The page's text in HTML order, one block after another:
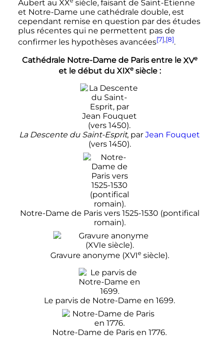
Aubert au XX siècle, faisant de Saint-Étienne
et Notre-Dame une cathédrale double, est
cependant remise en question par des études
plus récentes qui ne permettent pas de
confirmer les hypothèses avancées[7],[8].
Cathédrale Notre-Dame de Paris entre le XVe
et le début du XIXesiècle :
La Descente du Saint-Esprit, par Jean Fouquet
(vers 1450).
Notre-Dame de Paris vers 1525-1530 (pontifical
romain).
Gravure anonyme (XVIe siècle).
Le parvis de Notre-Dame en 1699.
Notre-Dame de Paris en 1776.